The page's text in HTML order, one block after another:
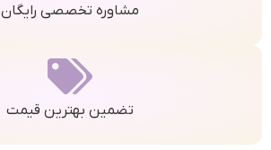
مشاوره تخصصی رایگان
تضمین بهترین قیمت